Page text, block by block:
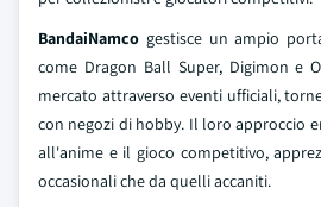
BandaiNamco gestisce un ampio
come Dragon Ball Super, Digimon e
mercato attraverso eventi ufficiali,
con negozi di hobby. Il loro approccio
all'anime e il gioco competitivo,
occasionali che da quelli accaniti.